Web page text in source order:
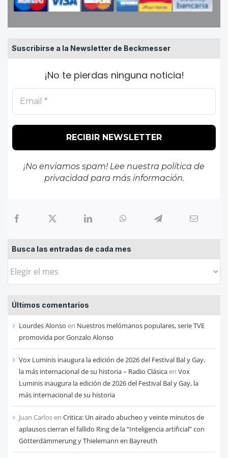
Suscribirse a la Newsletter de Beckmesser
¡No te pierdas ninguna noticia!
¡No enviamos spam! Lee nuestra política de
privacidadpara más información.
Busca las entradas de cada mes
Busca
entradas
de
cada
mes
Últimos comentarios
Lourdes Alonso en Nuestros melómanos populares, serie TVE
promovida por Gonzalo Alonso
Vox Luminis inaugura la edición de 2026 del Festival Bal y Gay,
la más internacional de su historia – Radio Clásicaen Vox
Luminis inaugura la edición de 2026 del Festival Bal y Gay, la
más internacional de su historia
Juan Carlosen Critica: Un airado abucheo y veinte minutos de
aplausos cierran el fallido Ring de la “Inteligencia artificial” con
Götterdämmerung y Thielemann en Bayreuth